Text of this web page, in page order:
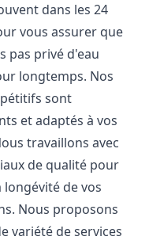
dans les 24
vous assurer que
pas privé d'eau
longtemps. Nos
sont
et adaptés à vos
travaillons avec
de qualité pour
de vos
Nous proposons
variété de services